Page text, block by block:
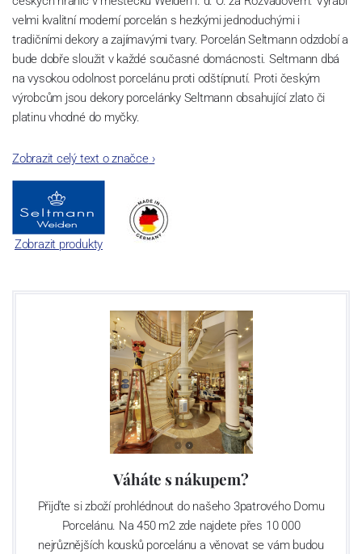
velmi kvalitní moderní porcelán s hezkými jednoduchými i
tradičními dekory a zajímavými tvary. Porcelán Seltmann odzdobí a
bude dobře sloužit v každé současné domácnosti. Seltmann dbá
na vysokou odolnost porcelánu proti odštípnutí. Proti českým
výrobcům jsou dekory porcelánky Seltmann obsahující zlato či
platinu vhodné do myčky.
Zobrazit celý text o značce›
Zobrazit produkty
Váháte s nákupem?
Přijďte si zboží prohlédnout do našeho 3patrového Domu
Porcelánu. Na 450 m2 zde najdete přes 10 000
nejrůznějších kousků porcelánu a věnovat se vám budou